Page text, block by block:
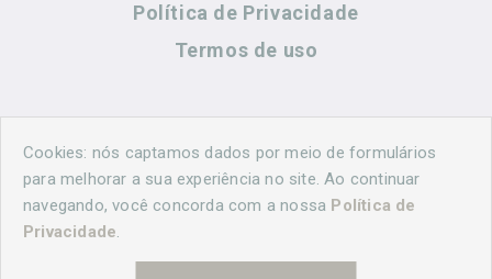
Política de Privacidade
Termos de uso
Contato
(44) 99883-8883
Cookies: nós captamos dados por meio de formulários
para melhorar a sua experiência no site. Ao continuar
navegando, você concorda com a nossa Política de
Privacidade.